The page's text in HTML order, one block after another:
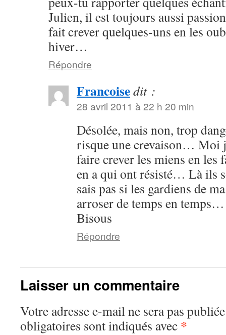
Julien, il est toujours aussi
fait crever quelques-uns en les
hiver…
Répondre
Francoisedit :
28 avril 2011 à 22 h 20 min
Désolée, mais non, trop
risque une crevaison… Moi
faire crever les miens en les
en a qui ont résisté… Là ils
sais pas si les gardiens de
arroser de temps en temps…
Bisous
Répondre
Laisser un commentaire
Votre adresse e-mail ne sera pas
obligatoires sont indiqués avec *